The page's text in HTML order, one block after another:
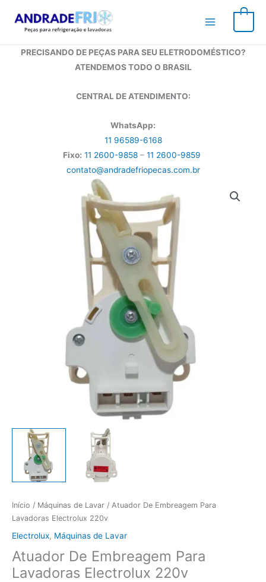
para
conteúdo
PRECISANDO DE PEÇAS PARA SEU ELETRODOMÉSTICO?
ATENDEMOS TODO O BRASIL
CENTRAL DE ATENDIMENTO:
WhatsApp:
11 96589-6168
Fixo: 11 2600-9858 – 11 2600-9859
contato@andradefriopecas.com.br
Início / Máquinas de Lavar / Atuador De Embreagem Para
Lavadoras Electrolux 220v
Electrolux, Máquinas de Lavar
Atuador De Embreagem Para
Lavadoras Electrolux 220v